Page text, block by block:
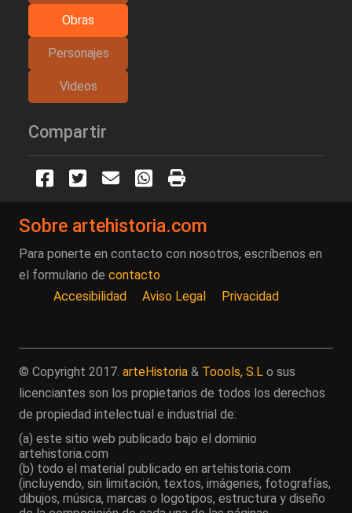
Obras
Personajes
Videos
Compartir
Sobre artehistoria.com
Para ponerte en contacto con nosotros, escríbenos en
el formulario de contacto
Accesibilidad
Aviso Legal Privacidad
© Copyright 2017. arteHistoria & Toools, S.L o sus
licenciantes son los propietarios de todos los derechos
de propiedad intelectual e industrial de:
(a) este sitio web publicado bajo el dominio
artehistoria.com
(b) todo el material publicado en artehistoria.com
(incluyendo, sin limitación, textos, imágenes, fotografías,
dibujos, música, marcas o logotipos, estructura y diseño